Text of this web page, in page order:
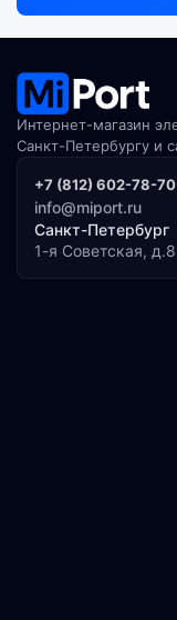
Интернет-магазин
Санкт-Петербургу и
+7 (812) 602-78-70
info@miport.ru
Санкт-Петербург
1-я Советская,